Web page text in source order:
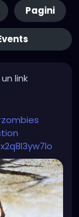
Pagini
link